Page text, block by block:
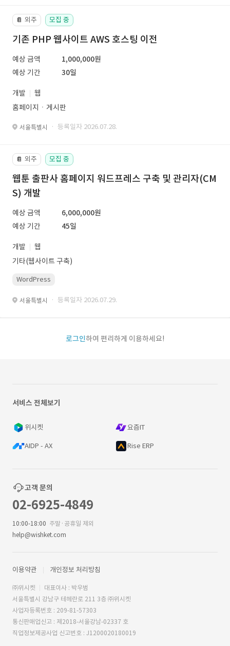
📔 외주 모집 중
기존 PHP 웹사이트 AWS 호스팅 이전
예상 금액
1,000,000원
예상 기간
30일
개발
웹
홈페이지ㆍ게시판
서울특별시 · 등록일자 2026.07.28.
📔 외주 모집 중
웹툰 출판사 홈페이지 워드프레스 구축 및 관리자(CM
S) 개발
예상 금액
6,000,000원
예상 기간
45일
개발
웹
기타(웹사이트 구축)
WordPress
서울특별시 · 등록일자 2026.07.29.
로그인하여 편리하게 이용하세요!
서비스 전체보기
위시켓 요즘IT
AIDP - AX Rise ERP
고객 문의
02-6925-4849
10:00-18:00 주말·공휴일 제외
help@wishket.com
이용약관 개인정보 처리방침
㈜위시켓
대표이사 : 박우범
서울특별시 강남구 테헤란로 211 3층 ㈜위시켓
사업자등록번호 : 209-81-57303
통신판매업신고 : 제2018-서울강남-02337 호
직업정보제공사업 신고번호 : J1200020180019